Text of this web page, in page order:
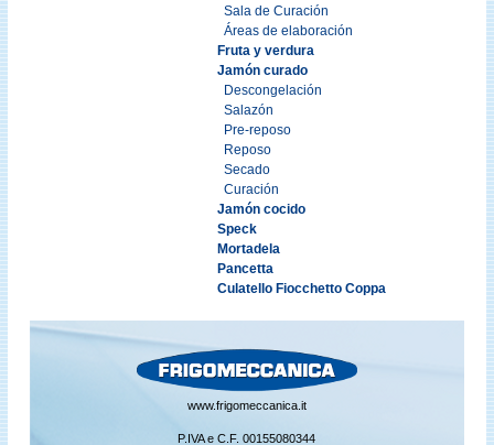
Sala de Curación
Áreas de elaboración
Fruta y verdura
Jamón curado
Descongelación
Salazón
Pre-reposo
Reposo
Secado
Curación
Jamón cocido
Speck
Mortadela
Pancetta
Culatello Fiocchetto Coppa
www.frigomeccanica.it
P.IVA e C.F. 00155080344